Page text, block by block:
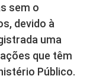
sem o
devido à
uma
que têm
Público.